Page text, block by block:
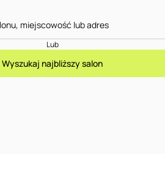
Lub
Wyszukaj najbliższy salon